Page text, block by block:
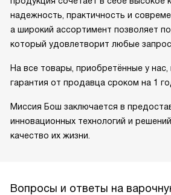
надежность, практичность и
а широкий ассортимент позволяет
который удовлетворит любые
На все товары, приобретённые у
гарантия от продавца сроком на 1
Миссия Бош заключается в
инновационных технологий и
качество их жизни.
Вопросы и ответы на